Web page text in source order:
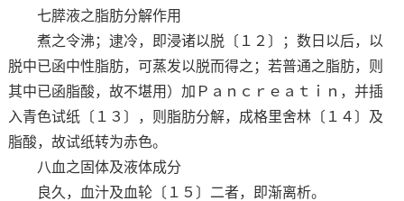
七膵液之脂肪分解作用
煮之令沸；逮冷，即浸诸以脱〔１２〕；数日以后，以
脱中已函中性脂肪，可蒸发以脱而得之；若普通之脂肪，则
其中已函脂酸，故不堪用）加Ｐａｎｃｒｅａｔｉｎ，并插
入青色试纸〔１３〕，则脂肪分解，成格里舍林〔１４〕及
脂酸，故试纸转为赤色。
八血之固体及液体成分
良久，血汁及血轮〔１５〕二者，即渐离析。